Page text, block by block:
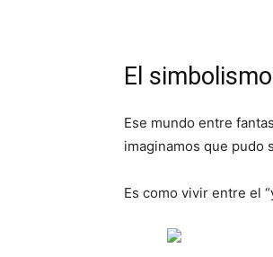
El
Ese mundo entre
imaginamos que pudo
Es como vivir entre el